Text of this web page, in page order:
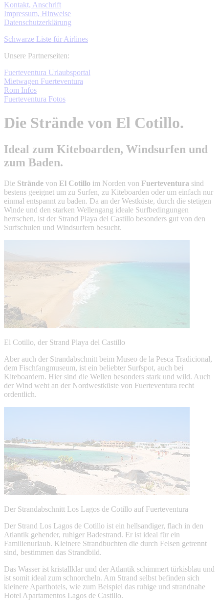
Kontakt, Anschrift
Impressum, Hinweise
Datenschutzerklärung
Schwarze Liste für Airlines
Unsere Partnerseiten:
Fuerteventura Urlaubsportal
Mietwagen Fuerteventura
Rom Infos
Fuerteventura Fotos
Die Strände von El Cotillo.
Ideal zum Kiteboarden, Windsurfen und
zum Baden.
Die Strände von El Cotillo im Norden von Fuerteventura sind
bestens geeignet um zu Surfen, zu Kiteboarden oder um einfach nur
einmal entspannt zu baden. Da an der Westküste, durch die stetigen
Winde und den starken Wellengang ideale Surfbedingungen
herrschen, ist der Strand Playa del Castillo besonders gut von den
Surfschulen und Windsurfern besucht.
El Cotillo, der Strand Playa del Castillo
Aber auch der Strandabschnitt beim Museo de la Pesca Tradicional,
dem Fischfangmuseum, ist ein beliebter Surfspot, auch bei
Kiteboardern. Hier sind die Wellen besonders stark und wild. Auch
der Wind weht an der Nordwestküste von Fuerteventura recht
ordentlich.
Der Strandabschnitt Los Lagos de Cotillo auf Fuerteventura
Der Strand Los Lagos de Cotillo ist ein hellsandiger, flach in den
Atlantik gehender, ruhiger Badestrand. Er ist ideal für ein
Familienurlaub. Kleinere Strandbuchten die durch Felsen getrennt
sind, bestimmen das Strandbild.
Das Wasser ist kristallklar und der Atlantik schimmert türkisblau und
ist somit ideal zum schnorcheln. Am Strand selbst befinden sich
kleinere Aparthotels, wie zum Beispiel das ruhige und strandnahe
Hotel Apartamentos Lagos de Castillo.